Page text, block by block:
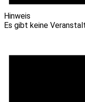
Hinweis
Es gibt keine